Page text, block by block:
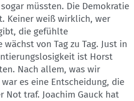
müssten. Die Demokratie
Keiner weiß wirklich, wer
die gefühlte
von Tag zu Tag. Just in
ist Horst
Nach allem, was wir
es eine Entscheidung, die
Not traf. Joachim Gauck hat